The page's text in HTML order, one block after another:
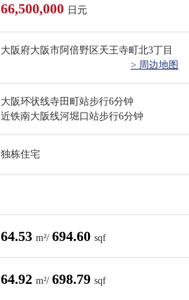
66,500,000 日元
大阪府大阪市阿倍野区天王寺町北3丁目
> 周边地图
大阪环状线寺田町站步行6分钟
近铁南大阪线河堀口站步行6分钟
独栋住宅
64.53 m²/ 694.60 sqf
64.92 m²/ 698.79 sqf